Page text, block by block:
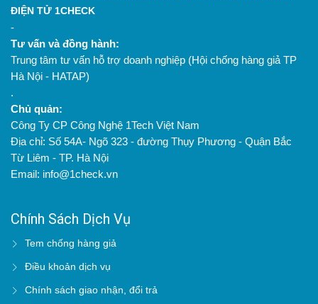
ĐIỆN TỬ 1CHECK
-
Tư vấn và đồng hành:
Trung tâm tư vấn hỗ trợ doanh nghiệp (Hội chống hàng giả TP
Hà Nội - HATAP)
.
Chủ quản:
Công Ty CP Công Nghệ 1Tech Việt Nam
Địa chỉ: Số 54A- Ngõ 323 - đường Thụy Phương - Quận Bắc
Từ Liêm - TP. Hà Nội
Email: info@1check.vn
Chính Sách Dịch Vụ
Tem chống hàng giả
Điều khoản dịch vụ
Chính sách giao nhận, đổi trả